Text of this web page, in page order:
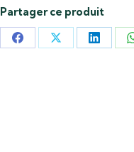
Partager ce produit
PartagerPartager